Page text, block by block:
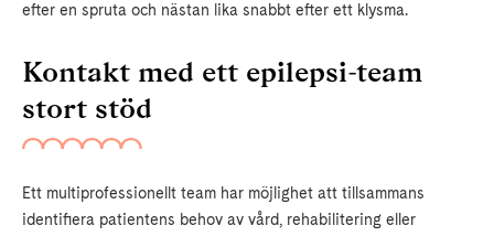
efter en spruta och nästan lika snabbt efter ett klysma.
Kontakt med ett epilepsi-team
stort stöd
Ett multiprofessionellt team har möjlighet att tillsammans
identifiera patientens behov av vård, rehabilitering eller